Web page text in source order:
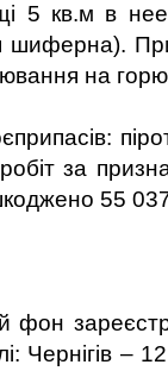
5 кв.м в
шиферна).
на
за
55
фон
Чернігів –